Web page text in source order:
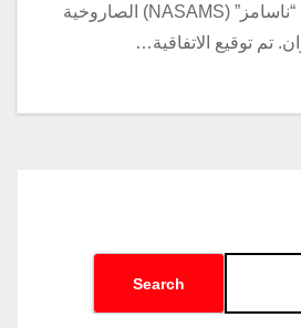
وحدات إطلاق لأنظمة “ناسامز” (NASAMS) الصاروخية
تم توقيع الاتفاقية…
Search